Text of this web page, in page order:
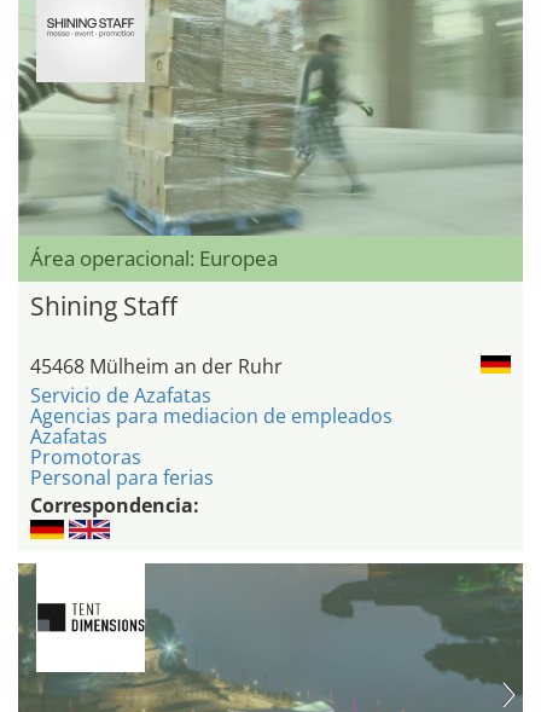
Área operacional: Europea
Shining Staff
45468 Mülheim an der Ruhr
Servicio de Azafatas
Agencias para mediacion de empleados
Azafatas
Promotoras
Personal para ferias
Correspondencia: